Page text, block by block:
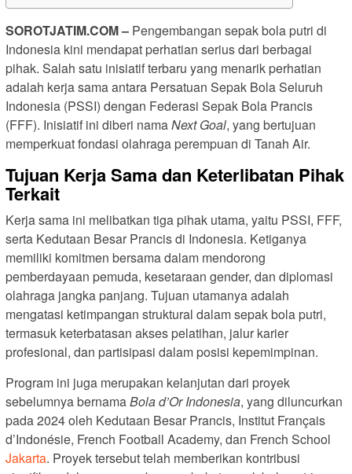
SOROTJATIM.COM – Pengembangan sepak bola putri di
Indonesia kini mendapat perhatian serius dari berbagai
pihak. Salah satu inisiatif terbaru yang menarik perhatian
adalah kerja sama antara Persatuan Sepak Bola Seluruh
Indonesia (PSSI) dengan Federasi Sepak Bola Prancis
(FFF). Inisiatif ini diberi namaNext Goal, yang bertujuan
memperkuat fondasi olahraga perempuan di Tanah Air.
Tujuan Kerja Sama dan Keterlibatan Pihak
Terkait
Kerja sama ini melibatkan tiga pihak utama, yaitu PSSI, FFF,
serta Kedutaan Besar Prancis di Indonesia. Ketiganya
memiliki komitmen bersama dalam mendorong
pemberdayaan pemuda, kesetaraan gender, dan diplomasi
olahraga jangka panjang. Tujuan utamanya adalah
mengatasi ketimpangan struktural dalam sepak bola putri,
termasuk keterbatasan akses pelatihan, jalur karier
profesional, dan partisipasi dalam posisi kepemimpinan.
Program ini juga merupakan kelanjutan dari proyek
sebelumnya bernamaBola d’Or Indonesia, yang diluncurkan
pada 2024 oleh Kedutaan Besar Prancis, Institut Français
Jakarta. Proyek tersebut telah memberikan kontribusi